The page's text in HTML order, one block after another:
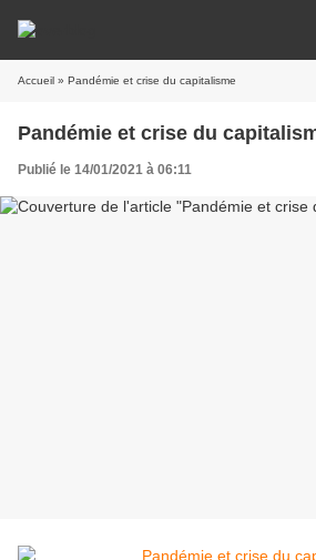
Accueil » Pandémie et crise du capitalisme
Pandémie et crise du
Publié le 14/01/2021 à 06:11